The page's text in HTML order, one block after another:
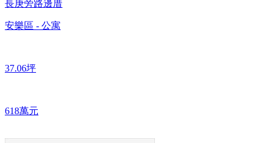
長庚旁路邊厝
安樂區 - 公寓
37.06坪
618萬元